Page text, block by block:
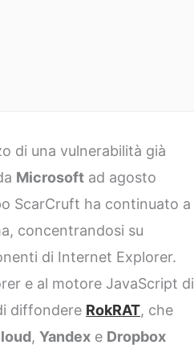
di una vulnerabilità già
Microsoft ad agosto
ScarCruft ha continuato a
concentrandosi su
di Internet Explorer.
e al motore JavaScript di
diffondere RokRAT, che
,Yandex e Dropbox